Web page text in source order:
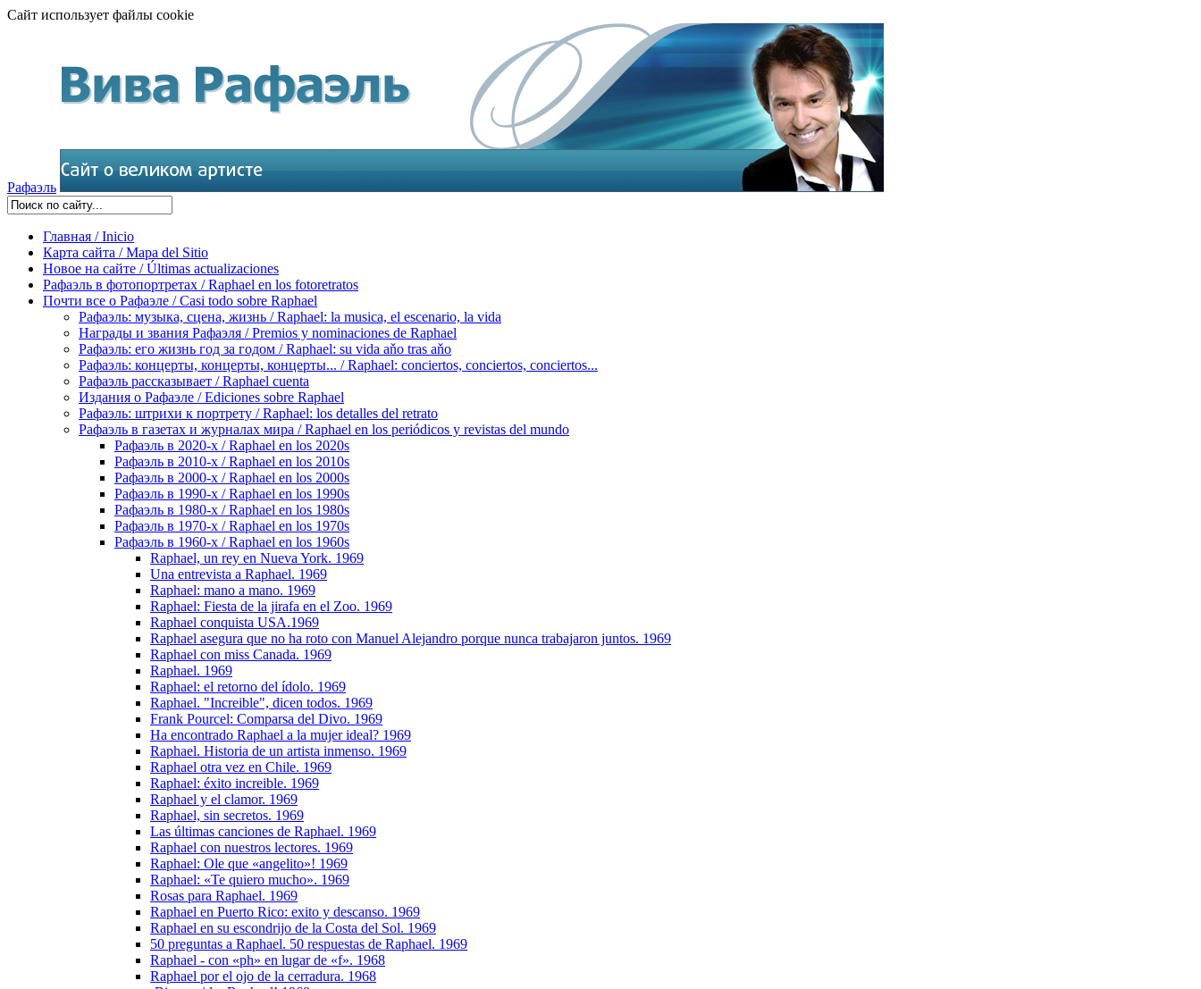
Сайт использует файлы cookie
Рафаэль
Главная / Inicio
Карта сайта / Mapa del Sitio
Новое на сайте / Últimas actualizaciones
Рафаэль в фотопортретах / Raphael en los fotoretratos
Почти все о Рафаэле / Casi todo sobre Raphael
Рафаэль: музыка, сцена, жизнь / Raphael: la musica, el escenario, la vida
Награды и звания Рафаэля / Premios y nominaciones de Raphael
Рафаэль: его жизнь год за годом / Raphael: su vida aňo tras aňo
Рафаэль: концерты, концерты, концерты... / Raphael: conciertos, сonciertos, сonciertos...
Рафаэль рассказывает / Raphael cuenta
Издания о Рафаэле / Ediciones sobre Raphael
Рафаэль: штрихи к портрету / Raphael: los detalles del retrato
Рафаэль в газетах и журналах мира / Raphael en los periódicos y revistas del mundo
Рафаэль в 2020-х / Raphael en los 2020s
Рафаэль в 2010-х / Raphael en los 2010s
Рафаэль в 2000-х / Raphael en los 2000s
Рафаэль в 1990-х / Raphael en los 1990s
Рафаэль в 1980-х / Raphael en los 1980s
Рафаэль в 1970-х / Raphael en los 1970s
Рафаэль в 1960-х / Raphael en los 1960s
Raphael, un rey en Nueva York. 1969
Una entrevista a Raphael. 1969
Raphael: mano a mano. 1969
Raphael: Fiesta de la jirafa en el Zoo. 1969
Raphael conquista USA.1969
Raphael asegura que no ha roto con Manuel Alejandro porque nunca trabajaron juntos. 1969
Raphael con miss Canada. 1969
Raphael. 1969
Raphael: el retorno del ídolo. 1969
Raphael. "Increible", dicen todos. 1969
Frank Pourcel: Comparsa del Divo. 1969
Ha encontrado Raphael a la mujer ideal? 1969
Raphael. Historia de un artista inmenso. 1969
Raphael otra vez en Chile. 1969
Raphael: éxito increible. 1969
Raphael y el clamor. 1969
Raphael, sin secretos. 1969
Las últimas canciones de Raphael. 1969
Raphael con nuestros lectores. 1969
Raphael: Ole que «angelito»! 1969
Raphael: «Te quiero mucho». 1969
Rosas para Raphael. 1969
Raphael en Puerto Rico: exito y descanso. 1969
Raphael en su escondrijo de la Costa del Sol. 1969
50 preguntas a Raphael. 50 respuestas de Raphael. 1969
Raphael - con «ph» en lugar de «f». 1968
Raphael por el ojo de la cerradura. 1968